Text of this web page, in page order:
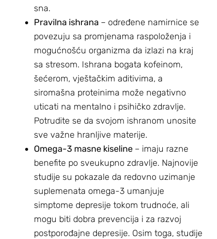
sna.
Pravilna ishrana – određene namirnice se
povezuju sa promjenama raspoloženja i
mogućnošću organizma da izlazi na kraj
sa stresom. Ishrana bogata kofeinom,
šećerom, vještačkim aditivima, a
siromašna proteinima može negativno
uticati na mentalno i psihičko zdravlje.
Potrudite se da svojom ishranom unosite
sve važne hranljive materije.
Omega-3 masne kiseline – imaju razne
benefite po sveukupno zdravlje. Najnovije
studije su pokazale da redovno uzimanje
suplemenata omega-3 umanjuje
simptome depresije tokom trudnoće, ali
mogu biti dobra prevencija i za razvoj
postporođajne depresije. Osim toga, studije